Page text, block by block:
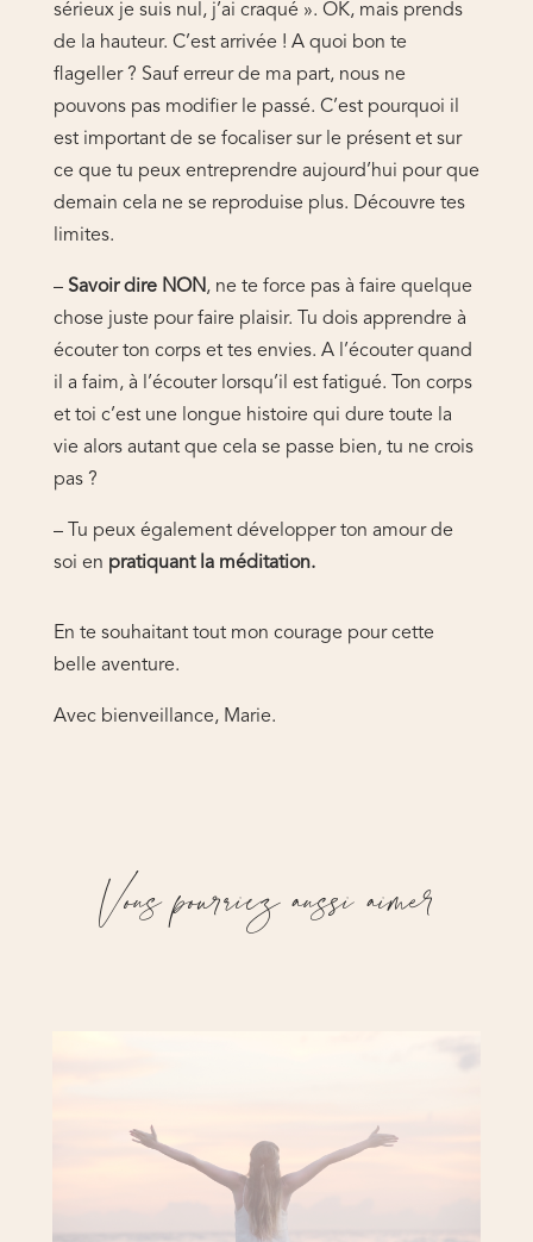
sérieux je suis nul, j’ai craqué ». OK, mais prends
de la hauteur. C’est arrivée ! A quoi bon te
flageller ? Sauf erreur de ma part, nous ne
pouvons pas modifier le passé. C’est pourquoi il
est important de se focaliser sur le présent et sur
ce que tu peux entreprendre aujourd’hui pour que
demain cela ne se reproduise plus. Découvre tes
limites.
– Savoir dire NON, ne te force pas à faire quelque
chose juste pour faire plaisir. Tu dois apprendre à
écouter ton corps et tes envies. A l’écouter quand
il a faim, à l’écouter lorsqu’il est fatigué. Ton corps
et toi c’est une longue histoire qui dure toute la
vie alors autant que cela se passe bien, tu ne crois
pas ?
– Tu peux également développer ton amour de
soi en pratiquant la méditation.
En te souhaitant tout mon courage pour cette
belle aventure.
Avec bienveillance, Marie.
Vous pourriez aussi aimer